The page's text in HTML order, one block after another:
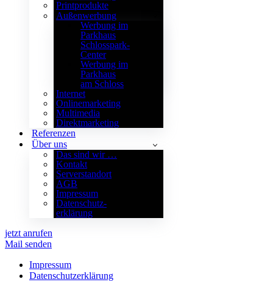
Printprodukte
Außenwerbung
Werbung im
Parkhaus
Schlosspark-
Center
Werbung im
Parkhaus
am Schloss
Internet
Onlinemarketing
Multimedia
Direktmarketing
Referenzen
Über uns
Das sind wir …
Kontakt
Serverstandort
AGB
Impressum
Datenschutz­
erklärung
jetzt anrufen
Mail senden
Impressum
Datenschutz­erklärung